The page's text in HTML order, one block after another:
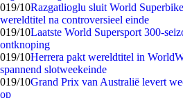
019/10Razgatlioglu sluit World
wereldtitel na controversieel einde
019/10Laatste World Supersport 300-
ontknoping
019/10Herrera pakt wereldtitel in
spannend slotweekeinde
019/10Grand Prix van Australië levert
op